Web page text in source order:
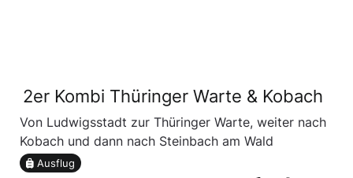
2er Kombi Thüringer Warte & Kobach
Von Ludwigsstadt zur Thüringer Warte, weiter nach
Kobach und dann nach Steinbach am Wald
Ausflug